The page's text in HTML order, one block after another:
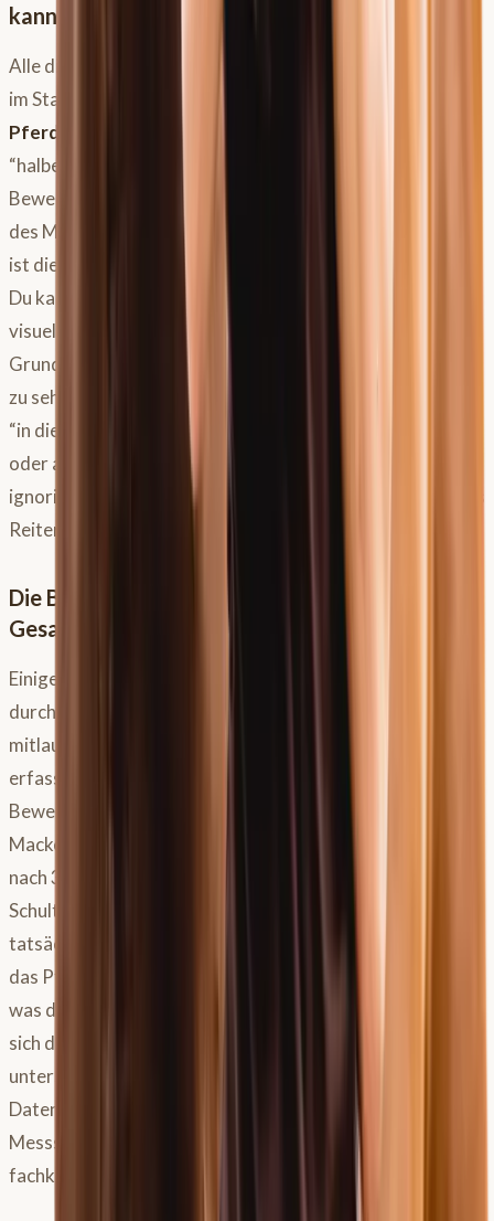
kann – und was nicht
Alle diese Systeme haben gemeinsam, dass sie dein Pferd
im Stand vermessen. Sie können also die Passform des
Pferdesattels
im Stand beurteilen, was aber nur die
“halbe Miete” ist. Entscheidend ist die Beurteilung in der
Bewegung. Für die Dokumentation von Veränderungen
des Muskelzustands oder von Asymmetrien über die Zeit
ist die digitale Rückenvermessung jedoch sehr wertvoll.
Du kannst den Status Quo festhalten und Entwicklungen
visuell nachvollziehen. Eine Anpassung des Sattels rein auf
Grundlage dieser Messungen im Stand ist jedoch kritisch
zu sehen. Zwar können die Daten quasi den Pferderücken
“in die Werkstatt transferieren”, um einen Sattel zu bauen
oder anzupassen, ohne das Pferd real zu sehen, doch dies
ignoriert den dynamischen Prozess und deinen Einfluss als
Reiter.
Die Bedeutung der Bewegung und der
Gesamtsituation
Einige Sattler beginnen, Messungen auch in der Bewegung
durchzuführen, indem sie beispielsweise mit dem Pferd
mitlaufen und den Querschnitt hinter der Schulter
erfassen. Die Annahme ist, dass das Pferd in der
Bewegung breiter wird. Eine Studie von Russell
Mackechnie-Guire (2020) zeigte jedoch, dass sich Pferde
nach 30 Minuten Training zwar im Querschnitt hinter der
Schulter “weiter” zeigten, dies aber nicht an einer
tatsächlichen Verbreiterung lag, sondern daran, dass sich
das Pferd im Rücken anhob. Der Messpunkt lag also höher,
was den Querschnitt breiter erscheinen ließ, ohne dass
sich die eigentliche Weite verändert hatte. Dies
unterstreicht, wie wichtig die korrekte Interpretation der
Daten und die Beurteilung am bewegten Pferd sind.
Messsysteme unterstützen dich, ersetzen aber nicht die
fachkundige Anpassung und Beurteilung vor Ort.